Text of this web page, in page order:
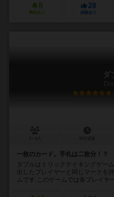
8
興味あり
28
経験あり
ダ
一枚のカード。手札は二枚分！？
ダブルはトリックテイキングゲー
出したプレイヤーと同じマークを
ムです このゲームでは各プレイヤ